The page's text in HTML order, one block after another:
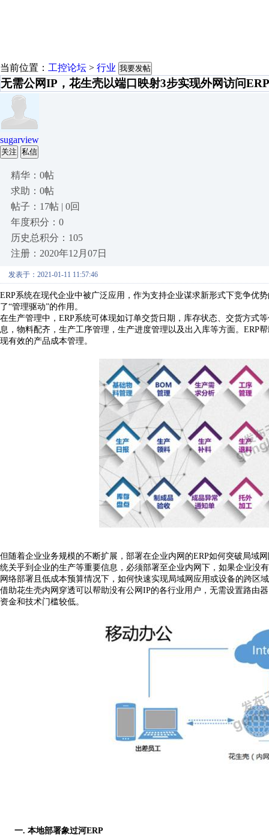
当前位置： 工控论坛 > 行业 我要发帖
无需公网IP，花生壳以端口映射3步实现外网访问
sugarview
关注 私信
精华：0帖
求助：0帖
帖子：17帖 | 0回
年度积分：0
历史总积分：105
注册：2020年12月07日
发表于：2021-01-11 11:57:46
ERP系统在现代企业中被广泛应用，作为支持企业谋求新形式下竞争优
了“管理驱动”的作用。
在生产管理中， ERP系统可体现如订单交货日期，库存状态、交货方式
息，物料配齐，生产工序管理，生产进度管理以及出入库等方面。ERP
现有效的产品成本管理。
但随着企业业务规模的不断扩展，部署在企业内网的ERP如何突破局域
统关乎到企业的生产等重要信息，必须部署至企业内网下，如果企业没
网络部署且低成本预算情况下，如何快速实现局域网应用或设备的跨区
借助花生壳内网穿透可以帮助没有公网 IP的各行业用户，无需设置路由
资金和技术门槛较低。
一. 本地部署象过河ERP